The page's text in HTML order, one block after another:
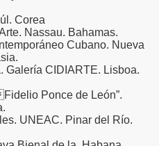
Corea
Nassau. Bahamas.
Cubano. Nueva
Galería CIDIARTE. Lisboa.
Ponce de León”.
UNEAC. Pinar del Río.